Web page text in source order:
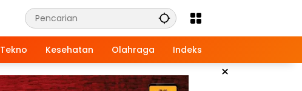
Tekno Kesehatan Olahraga Indeks
×